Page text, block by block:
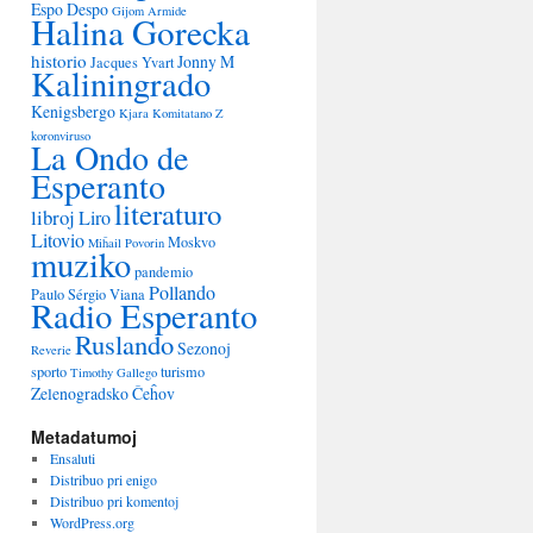
Espo Despo Gijom Armide
Halina Gorecka
historio Jacques YvartJonny M
Kaliningrado
Kenigsbergo Kjara Komitatano Z
koronviruso
La Ondo de
Esperanto
librojLiroliteraturo
Litovio Miĥail Povorin Moskvo
muzikopandemio
Paulo Sérgio Viana Pollando
Radio Esperanto
Reverie RuslandoSezonoj
sporto Timothy Gallego turismo
ZelenogradskoĈeĥov
Metadatumoj
Ensaluti
Distribuo pri enigo
Distribuo pri komentoj
WordPress.org